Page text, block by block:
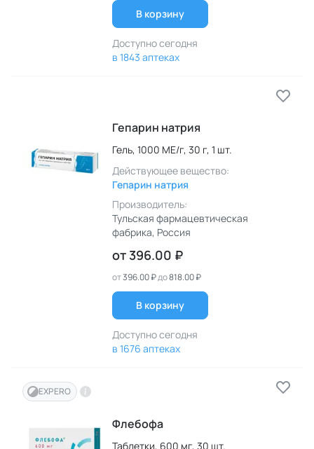
В корзину
Доступно сегодня
в 1843 аптеках
Гепарин натрия
Гель, 1000 МЕ/г, 30 г, 1 шт.
Действующее вещество:
Гепарин натрия
Производитель:
Тульская фармацевтическая
фабрика, Россия
от 396.00 ₽
от396.00 ₽до818.00 ₽
В корзину
Доступно сегодня
в 1676 аптеках
EXPERO
Флебофа
Таблетки, 600 мг, 30 шт.